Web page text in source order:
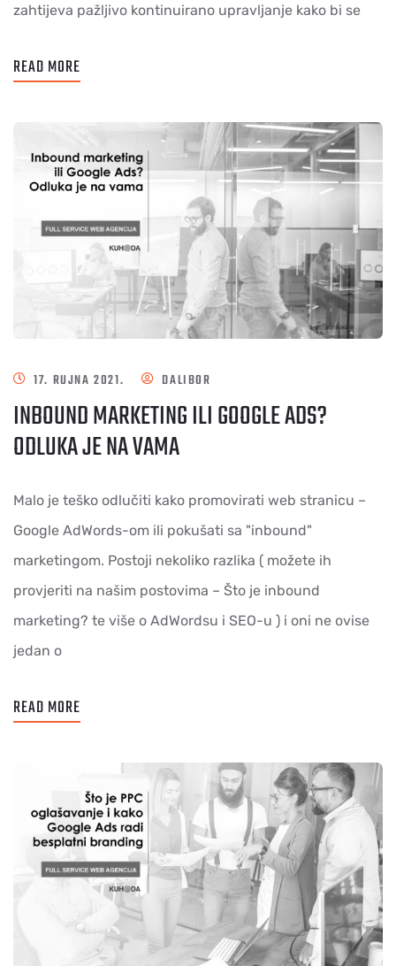
zahtijeva pažljivo kontinuirano upravljanje kako bi se
READ MORE
17. RUJNA 2021. DALIBOR
INBOUND MARKETING ILI GOOGLE ADS?
ODLUKA JE NA VAMA
Malo je teško odlučiti kako promovirati web stranicu –
Google AdWords-om ili pokušati sa "inbound"
marketingom. Postoji nekoliko razlika ( možete ih
provjeriti na našim postovima – Što je inbound
marketing? te više o AdWordsu i SEO-u ) i oni ne ovise
jedan o
READ MORE